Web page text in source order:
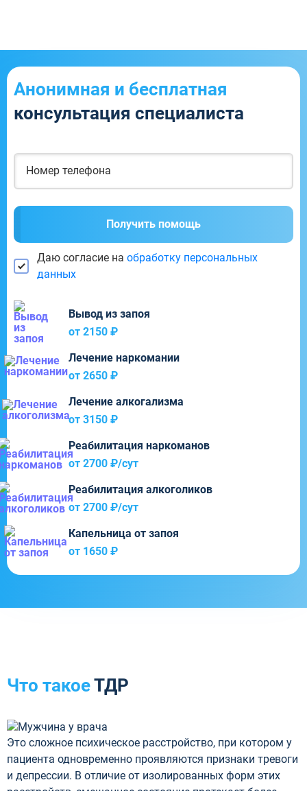
Анонимная и бесплатная
консультация специалиста
Получить помощь
Даю согласие на обработку персональных
данных
Вывод из запоя
от 2150 ₽
Лечение наркомании
от 2650 ₽
Лечение алкогализма
от 3150 ₽
Реабилитация наркоманов
от 2700 ₽/cут
Реабилитация алкоголиков
от 2700 ₽/cут
Капельница от запоя
от 1650 ₽
Что такоеТДР
Это сложное психическое расстройство, при котором у
пациента одновременно проявляются признаки тревоги
и депрессии. В отличие от изолированных форм этих